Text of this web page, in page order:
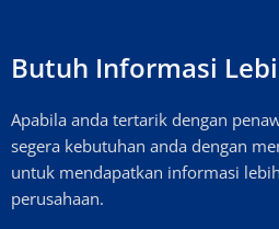
Butuh Informasi
Apabila anda tertarik dengan
segera kebutuhan anda dengan
untuk mendapatkan informasi
perusahaan.